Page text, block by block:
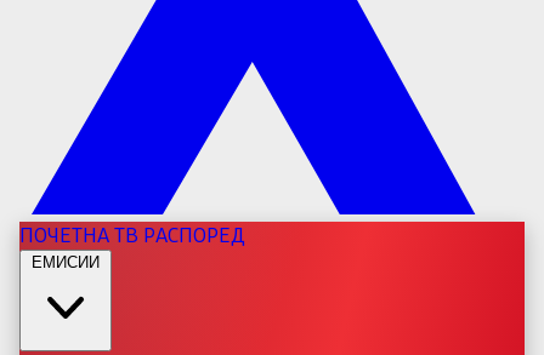
ПОЧЕТНАТВ РАСПОРЕД
ЕМИСИИ